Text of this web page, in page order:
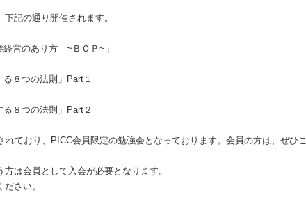
記の通り開催されます。
経営のあり方 ~ ＢＯＰ ~ 」
８つの法則」 Part １
８つの法則」 Part ２
れており、 PICC会員限定の勉強会となっております。会員の方は、ぜひこ
は会員として入会が必要となります。
さい。